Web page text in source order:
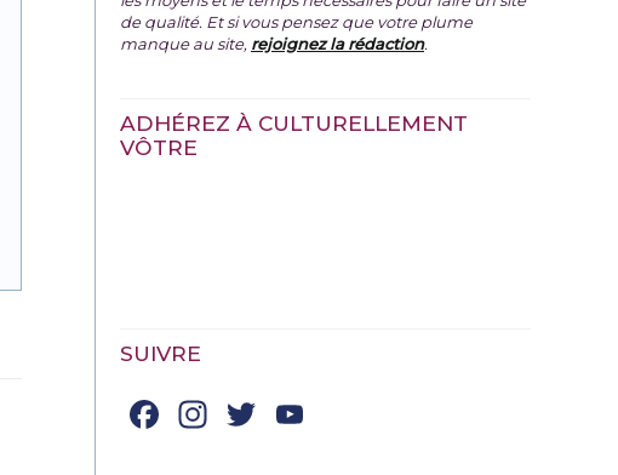
de qualité. Et si vous pensez que votre plume
manque au site, rejoignez la rédaction.
ADHÉREZ À CULTURELLEMENT
VÔTRE
SUIVRE
Facebook
Instagram
Twitter